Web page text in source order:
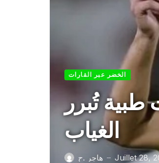
الخضر عبر القارات
طبية تُبرر
الغياب
هاجر .ح — Juillet 28,